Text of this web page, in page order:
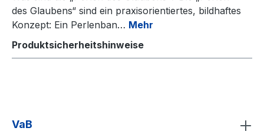
des Glaubens“ sind ein praxisorientiertes, bildhaftes
Konzept: Ein Perlenban… Mehr
Produktsicherheitshinweise
VaB